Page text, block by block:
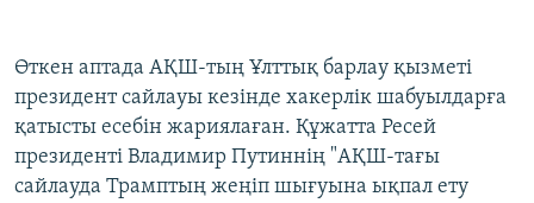
Өткен аптада АҚШ-тың Ұлттық барлау қызметі
президент сайлауы кезінде хакерлік шабуылдарға
қатысты есебін жариялаған. Құжатта Ресей
президенті Владимир Путиннің "АҚШ-тағы
сайлауда Трамптың жеңіп шығуына ықпал ету